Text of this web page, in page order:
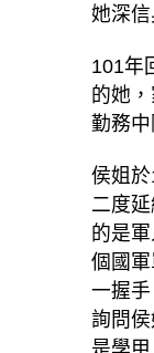
她深
101年
的她
勤務
侯姐
二度
的是
個國
一握
詢問
是學